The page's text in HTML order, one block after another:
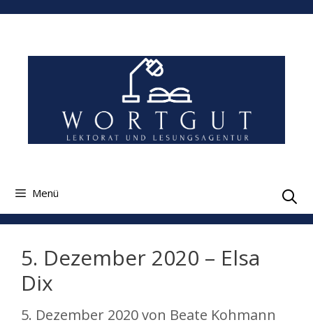
Zum
springen
Menü
5. Dezember 2020 – Elsa
Dix
5. Dezember 2020von Beate Kohmann